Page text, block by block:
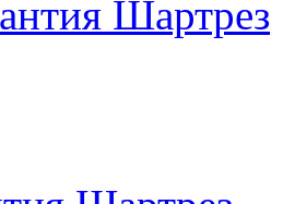
Шартрез